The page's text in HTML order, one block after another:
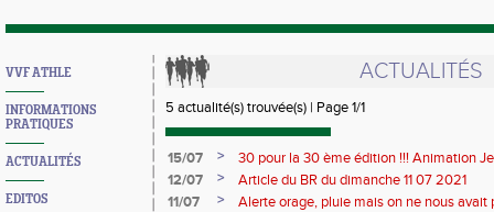
VVF ATHLE
INFORMATIONS
PRATIQUES
ACTUALITÉS
EDITOS
ACTUALITÉS
5 actualité(s) trouvée(s) | Page 1/1
15/07 >
30 pour la 30 ème édition !!! Animation
12/07
>
Article du BR du dimanche 11 07 2021
11/07
>
Alerte orage, pluie mais on ne nous avait